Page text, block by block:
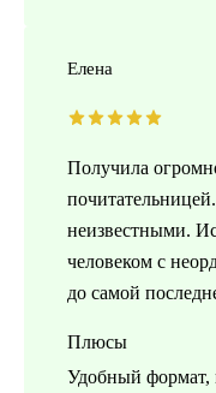
Елена
Получила
неизвестными.
человеком с
до самой
Плюсы
Удобный формат,